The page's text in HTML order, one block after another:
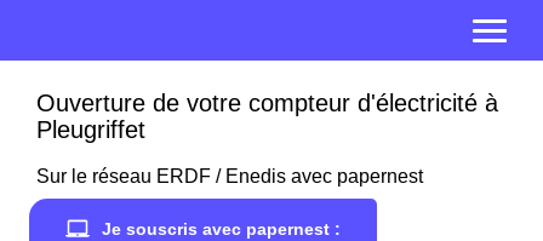
Ouverture de votre compteur d'électricité à
Pleugriffet
Sur le réseau ERDF / Enedis avec papernest
Je souscris avec papernest :